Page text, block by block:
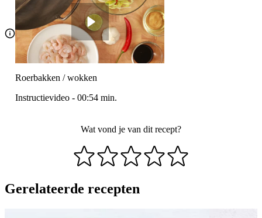
Roerbakken / wokken
Instructievideo - 00:54 min.
Wat vond je van dit recept?
Gerelateerde recepten